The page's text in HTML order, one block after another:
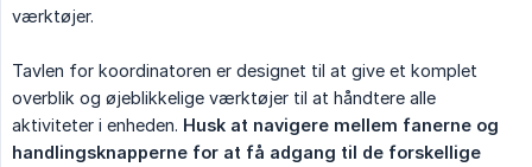
værktøjer.
Tavlen for koordinatoren er designet til at give et komplet
overblik og øjeblikkelige værktøjer til at håndtere alle
aktiviteter i enheden. Husk at navigere mellem fanerne og
handlingsknapperne for at få adgang til de forskellige